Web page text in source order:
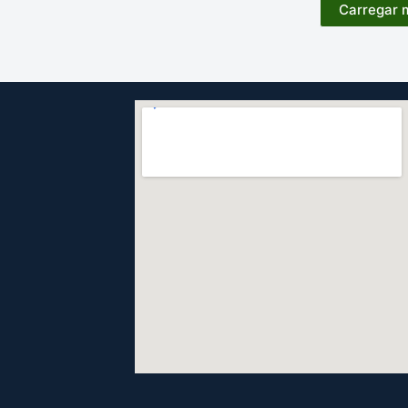
Carregar